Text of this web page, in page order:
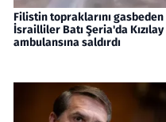
Filistin topraklarını gasbeden
İsrailliler Batı Şeria'da Kızılay
ambulansına saldırdı